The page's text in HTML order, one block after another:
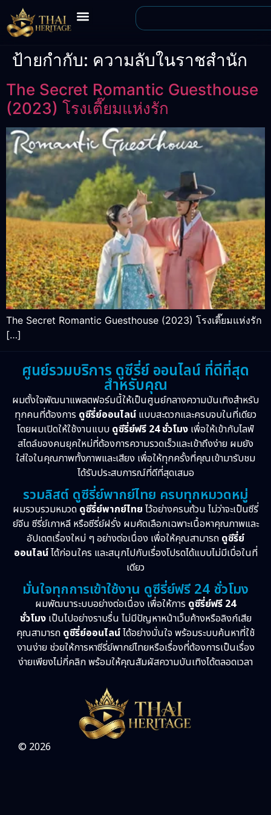
ป้ายกำกับ: ความลับในราชสำนัก
The Secret Romantic Guesthouse
(2023) โรงเตี๊ยมแห่งรัก
The Secret Romantic Guesthouse (2023) โรงเตี๊ยมแห่งรัก
[…]
ศูนย์รวมบริการ ดูซีรี่ย์ ออนไลน์ ที่ดีที่สุด
สำหรับคุณ
ผมตั้งใจพัฒนาแพลตฟอร์มนี้ให้เป็นศูนย์กลางความบันเทิงสำหรับ
ทุกคนที่ต้องการ ดูซีรี่ย์ออนไลน์ แบบสะดวกและครบจบในที่เดียว
โดยผมเปิดให้ใช้งานแบบ ดูซีรี่ย์ฟรี 24 ชั่วโมง เพื่อให้เข้ากับไลฟ์
สไตล์ของคนยุคใหม่ที่ต้องการความรวดเร็วและเข้าถึงง่าย ผมยัง
ใส่ใจในคุณภาพทั้งภาพและเสียง เพื่อให้ทุกครั้งที่คุณเข้ามารับชม
ได้รับประสบการณ์ที่ดีที่สุดเสมอ
รวมลิสต์ ดูซีรี่ย์พากย์ไทย ครบทุกหมวดหมู่
ผมรวบรวมหมวด ดูซีรี่ย์พากย์ไทย ไว้อย่างครบถ้วน ไม่ว่าจะเป็นซีรี่
ย์จีน ซีรี่ย์เกาหลี หรือซีรี่ย์ฝรั่ง ผมคัดเลือกเฉพาะเนื้อหาคุณภาพและ
อัปเดตเรื่องใหม่ ๆ อย่างต่อเนื่อง เพื่อให้คุณสามารถ ดูซีรี่ย์
ออนไลน์ได้ก่อนใคร และสนุกไปกับเรื่องโปรดได้แบบไม่มีเบื่อในที่
เดียว
มั่นใจทุกการเข้าใช้งาน ดูซีรี่ย์ฟรี 24 ชั่วโมง
ผมพัฒนาระบบอย่างต่อเนื่อง เพื่อให้การ ดูซีรี่ย์ฟรี 24
ชั่วโมงเป็นไปอย่างราบรื่น ไม่มีปัญหาหน้าเว็บค้างหรือลิงก์เสีย
คุณสามารถ ดูซีรี่ย์ออนไลน์ได้อย่างมั่นใจ พร้อมระบบค้นหาที่ใช้
งานง่าย ช่วยให้การหาซีรี่ย์พากย์ไทยหรือเรื่องที่ต้องการเป็นเรื่อง
ง่ายเพียงไม่กี่คลิก พร้อมให้คุณสัมผัสความบันเทิงได้ตลอดเวลา
© 2026